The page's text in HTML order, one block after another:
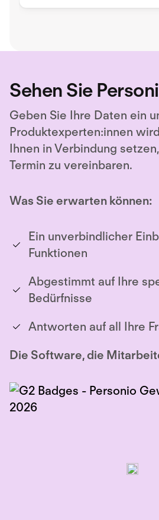
Sehen Sie
Geben Sie Ihre Daten ein
Produktexperten:innen
Ihnen in Verbindung
Termin zu vereinbaren.
Was Sie erwarten können:
Ein unverbindlicher
Funktionen
Abgestimmt auf Ihre
Bedürfnisse
Antworten auf all Ihre
Die Software, die